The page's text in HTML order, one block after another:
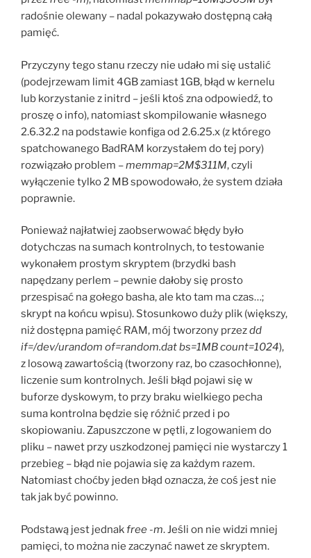
radośnie olewany – nadal pokazywało dostępną całą
pamięć.
Przyczyny tego stanu rzeczy nie udało mi się ustalić
(podejrzewam limit 4GB zamiast 1GB, błąd w kernelu
lub korzystanie z initrd – jeśli ktoś zna odpowiedź, to
proszę o info), natomiast skompilowanie własnego
2.6.32.2 na podstawie konfiga od 2.6.25.x (z którego
spatchowanego BadRAM korzystałem do tej pory)
rozwiązało problem –memmap=2M$311M, czyli
wyłączenie tylko 2 MB spowodowało, że system działa
poprawnie.
Ponieważ najłatwiej zaobserwować błędy było
dotychczas na sumach kontrolnych, to testowanie
wykonałem prostym skryptem (brzydki bash
napędzany perlem – pewnie dałoby się prosto
przespisać na gołego basha, ale kto tam ma czas…;
skrypt na końcu wpisu). Stosunkowo duży plik (większy,
niż dostępna pamięć RAM, mój tworzony przezdd
if=/dev/urandom of=random.dat bs=1MB count=1024),
z losową zawartością (tworzony raz, bo czasochłonne),
liczenie sum kontrolnych. Jeśli błąd pojawi się w
buforze dyskowym, to przy braku wielkiego pecha
suma kontrolna będzie się różnić przed i po
skopiowaniu. Zapuszczone w pętli, z logowaniem do
pliku – nawet przy uszkodzonej pamięci nie wystarczy 1
przebieg – błąd nie pojawia się za każdym razem.
Natomiast choćby jeden błąd oznacza, że coś jest nie
tak jak być powinno.
Podstawą jest jednakfree -m. Jeśli on nie widzi mniej
pamięci, to można nie zaczynać nawet ze skryptem.